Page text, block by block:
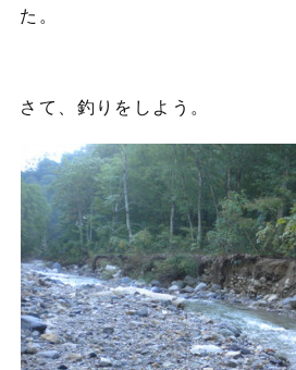
た。
さて、釣りをしよう。